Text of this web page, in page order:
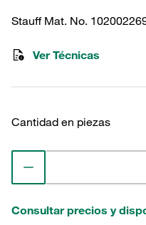
Stauff Mat. No.
Ver Técnicas
Cantidad en piezas
Consultar precios y